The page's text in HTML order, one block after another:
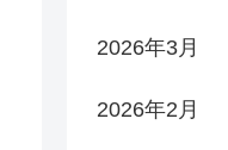
2026年3月
2026年2月